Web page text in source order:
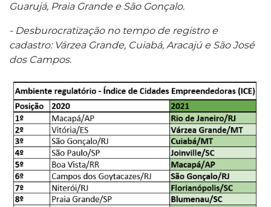
Guarujá, Praia Grande e São Gonçalo.
- Desburocratização no tempo de registro e
cadastro: Várzea Grande, Cuiabá, Aracajú e São José
dos Campos.